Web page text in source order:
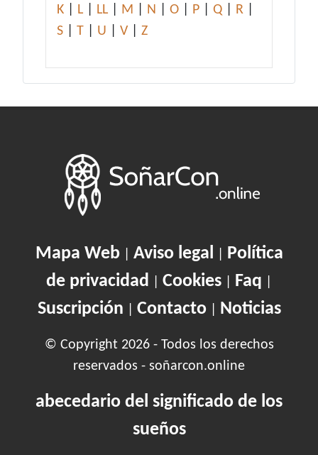
K
L LL M N O P Q R
S
T U V Z
Mapa Web| Aviso legal
Política
de privacidad
Cookies Faq
Suscripción Contacto| Noticias
© Copyright 2026 - Todos los derechos
reservados - soñarcon.online
abecedario del significado de los
sueños